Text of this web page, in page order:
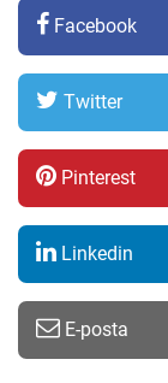
Facebook
Twitter
Pinterest
Linkedin
E-posta